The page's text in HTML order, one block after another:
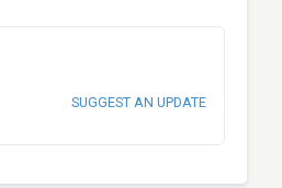
SUGGEST AN UPDATE